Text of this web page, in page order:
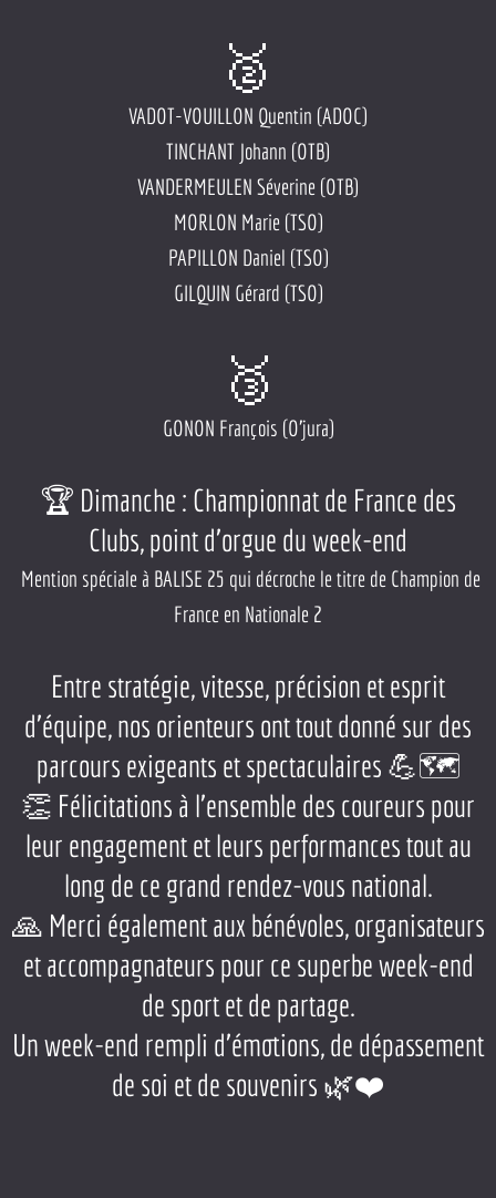
🥈
VADOT-VOUILLON Quentin (ADOC)
TINCHANT Johann (OTB)
VANDERMEULEN Séverine (OTB)
MORLON Marie (TSO)
PAPILLON Daniel (TSO)
GILQUIN Gérard (TSO)
🥉
GONON François (O'jura)
🏆 Dimanche : Championnat de France des
Clubs, point d’orgue du week-end
Mention spéciale à BALISE 25 qui décroche le titre de Champion de
France en Nationale 2
Entre stratégie, vitesse, précision et esprit
d’équipe, nos orienteurs ont tout donné sur des
parcours exigeants et spectaculaires 💪🗺️
👏 Félicitations à l’ensemble des coureurs pour
leur engagement et leurs performances tout au
long de ce grand rendez-vous national.
🙏 Merci également aux bénévoles, organisateurs
et accompagnateurs pour ce superbe week-end
de sport et de partage.
Un week-end rempli d’émotions, de dépassement
de soi et de souvenirs 🌿❤️